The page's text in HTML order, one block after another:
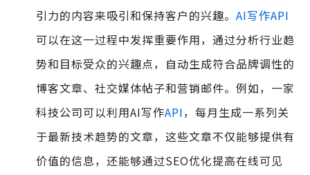
引力的内容来吸引和保持客户的兴趣。 AI写作API
可以在这一过程中发挥重要作用，通过分析行业趋
势和目标受众的兴趣点，自动生成符合品牌调性的
博客文章、社交媒体帖子和营销邮件。例如，一家
科技公司可以利用AI写作API，每月生成一系列关
于最新技术趋势的文章，这些文章不仅能够提供有
价值的信息，还能够通过SEO优化提高在线可见